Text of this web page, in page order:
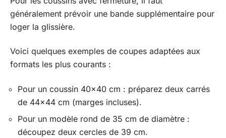
généralement prévoir une bande supplémentaire pour
loger la glissière.
Voici quelques exemples de coupes adaptées aux
formats les plus courants :
Pour un coussin 40×40 cm : préparez deux carrés
de 44×44 cm (marges incluses).
Pour un modèle rond de 35 cm de diamètre :
découpez deux cercles de 39 cm.